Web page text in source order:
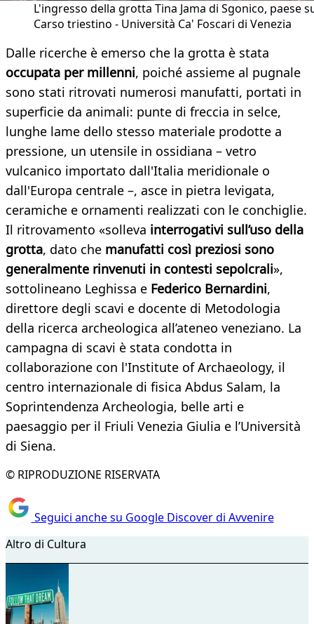
L'ingresso della grotta Tina Jama di Sgonico, paese
Carso triestino - Università Ca' Foscari di Venezia
Dalle ricerche è emerso che la grotta è stata
occupata per millenni, poiché assieme al pugnale
so no stati ritrovati numerosi manufatti, portati in
superficie da animali: punte di freccia in selce,
lunghe lame dello stesso materiale prodotte a
pressione, un utensile in ossidiana – vetro
vulcanico importato dall'Italia meridionale o
dall'Europa centrale –, asce in pietra levigata,
ceramiche e ornamenti realizzati con le conchiglie.
Il ritrovamento «solleva interrogativi sull’uso della
grotta, dato che manufatti così preziosi sono
generalmente rinvenuti in contesti sepolcrali»,
sottolineano Leghissa e Federico Bernardini,
direttore degli scavi e docente di Metodologia
della ricerca archeologica all’ateneo veneziano. La
campagna di scavi è stata condotta in
collaborazione con l'Institute of Archaeology, il
centro internazionale di fisica Abdus Salam, la
Soprintendenza Archeologia, belle arti e
paesaggio per il Friuli Venezia Giulia e l’Università
di Siena.
© RIPRODUZIONE RISERVATA
Seguici anche su Google Discover di Avvenire
Altro di Cultura